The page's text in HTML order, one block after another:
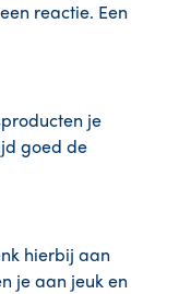
reactie. Een
je
goed de
hierbij aan
je aan jeuk en